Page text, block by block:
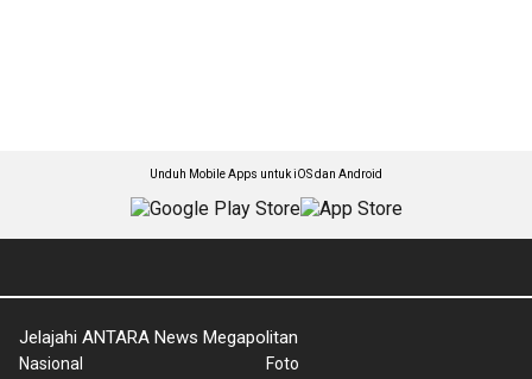
Unduh Mobile Apps untuk iOS dan Android
Jelajahi ANTARA News Megapolitan
Nasional
Foto